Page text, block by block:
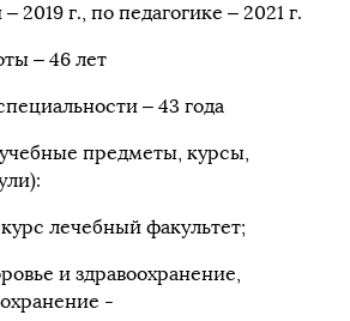
2019 г., по педагогике – 2021 г.
– 46 лет
– 43 года
предметы, курсы,
лечебный факультет;
и здравоохранение,
-